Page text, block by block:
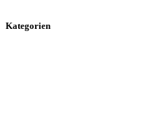
Kategorien